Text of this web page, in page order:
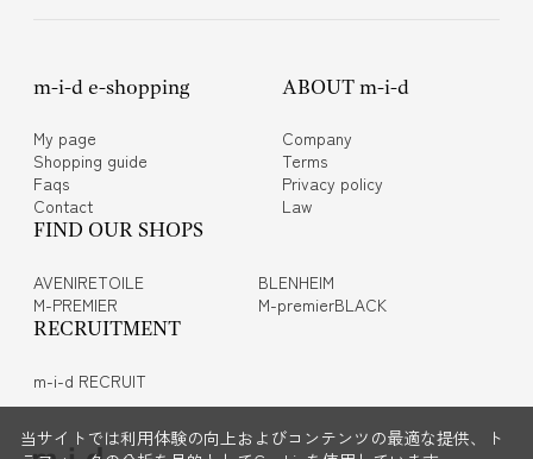
m-i-d e-shopping
My page
Shopping guide
Faqs
Contact
ABOUT m-i-d
Company
Terms
Privacy policy
Law
FIND OUR SHOPS
AVENIRETOILE
BLENHEIM
M-PREMIER
M-premierBLACK
RECRUITMENT
m-i-d RECRUIT
当サイトでは利用体験の向上およびコンテンツの最適な提供、ト